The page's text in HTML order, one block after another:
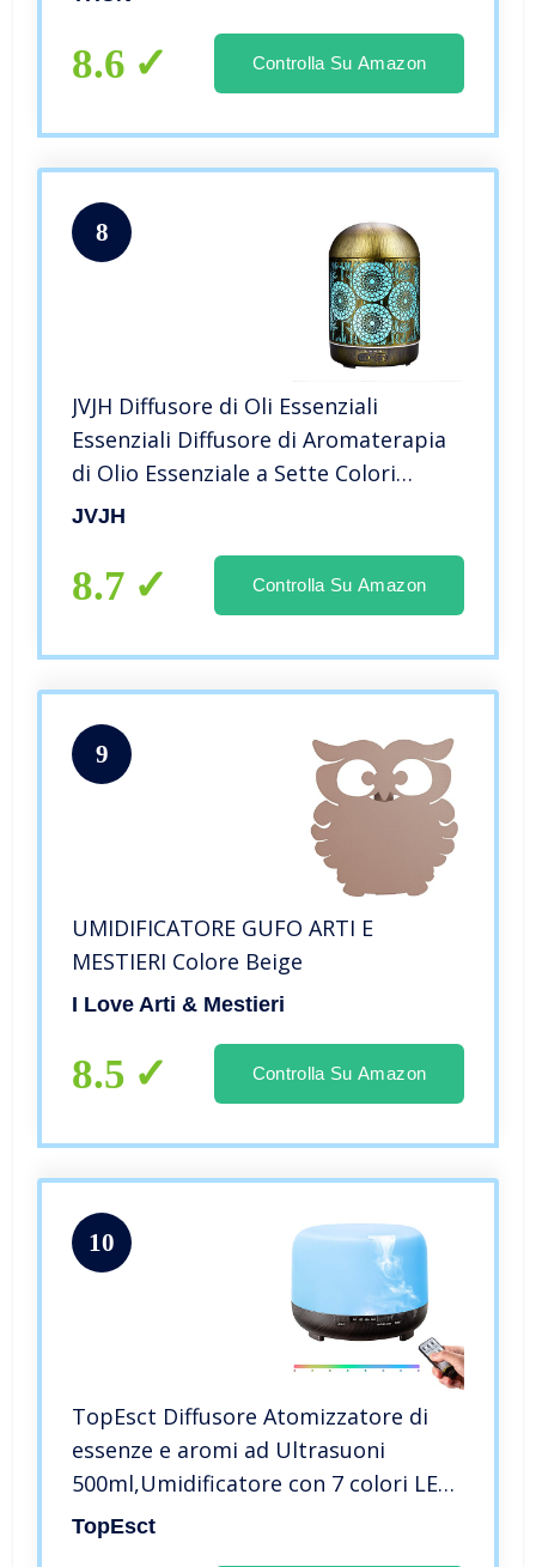
8.6 Controlla Su Amazon
8
JVJH Diffusore di Oli Essenziali
Essenziali Diffusore di Aromaterapia
di Olio Essenziale a Sette Colori
300ML, 2 modalità Nebbia Senza Che
Adatto per l’home Office …
JVJH
8.7 Controlla Su Amazon
9
UMIDIFICATORE GUFO ARTI E
MESTIERI Colore Beige
I Love Arti & Mestieri
8.5 Controlla Su Amazon
10
TopEsct Diffusore Atomizzatore di
essenze e aromi ad Ultrasuoni
500ml,Umidificatore con 7 colori LED
selezionabili, Purificatore aria per
TopEsct